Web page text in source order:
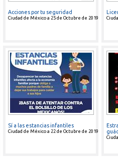
Acciones por tu seguridad
Ciudad de México a 25 de Octubre de 2019
Sí a las estancias infantiles
Ciudad de México a 22 de Octubre de 2019